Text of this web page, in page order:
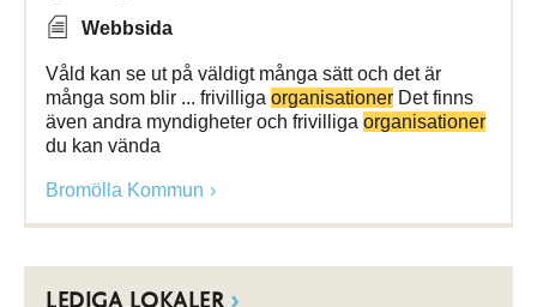
Webbsida
Våld kan se ut på väldigt många sätt och det är
många som blir ... frivilliga organisationer Det finns
även andra myndigheter och frivilliga organisationer
du kan vända
Bromölla Kommun
LEDIGA LOKALER